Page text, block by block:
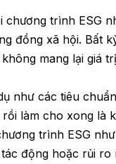
trình ESG
đồng xã hội. Bất
mang lại giá
như các tiêu
làm cho xong là
trình ESG
động hoặc rủi